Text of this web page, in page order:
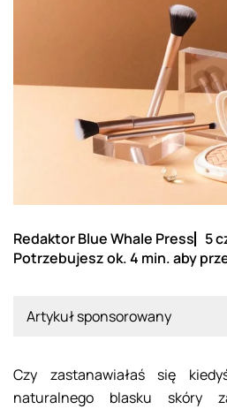
Redaktor Blue Whale Press
5
Potrzebujesz ok. 4 min. aby
Artykuł sponsorowany
Czy zastanawiałaś się
naturalnego blasku skóry